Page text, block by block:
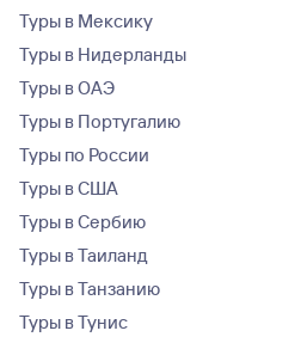
Туры в Мексику
Туры в Нидерланды
Туры в ОАЭ
Туры в Португалию
Туры по России
Туры в США
Туры в Сербию
Туры в Таиланд
Туры в Танзанию
Туры в Тунис